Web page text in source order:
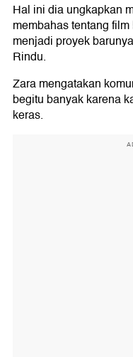
Hal ini dia ungkapkan
membahas tentang
menjadi proyek
Rindu.
Zara mengatakan
begitu banyak karena
keras.